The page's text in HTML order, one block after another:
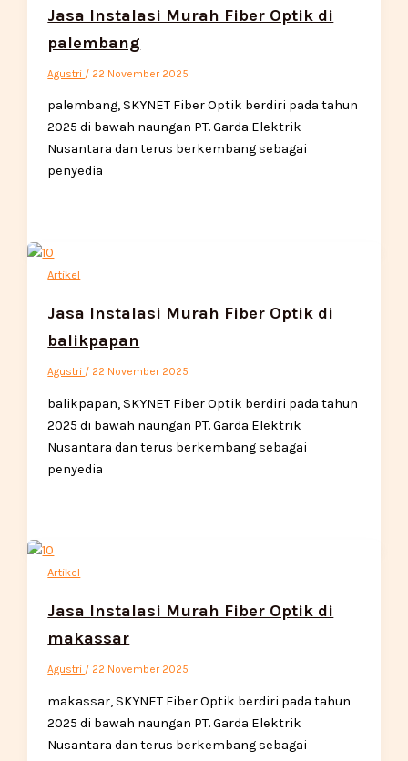
Jasa Instalasi Murah Fiber Optik di
palembang
Agustri / 22 November 2025
palembang, SKYNET Fiber Optik berdiri pada tahun
2025 di bawah naungan PT. Garda Elektrik
Nusantara dan terus berkembang sebagai
penyedia
Artikel
Jasa Instalasi Murah Fiber Optik di
balikpapan
Agustri / 22 November 2025
balikpapan, SKYNET Fiber Optik berdiri pada tahun
2025 di bawah naungan PT. Garda Elektrik
Nusantara dan terus berkembang sebagai
penyedia
Artikel
Jasa Instalasi Murah Fiber Optik di
makassar
Agustri / 22 November 2025
makassar, SKYNET Fiber Optik berdiri pada tahun
2025 di bawah naungan PT. Garda Elektrik
Nusantara dan terus berkembang sebagai